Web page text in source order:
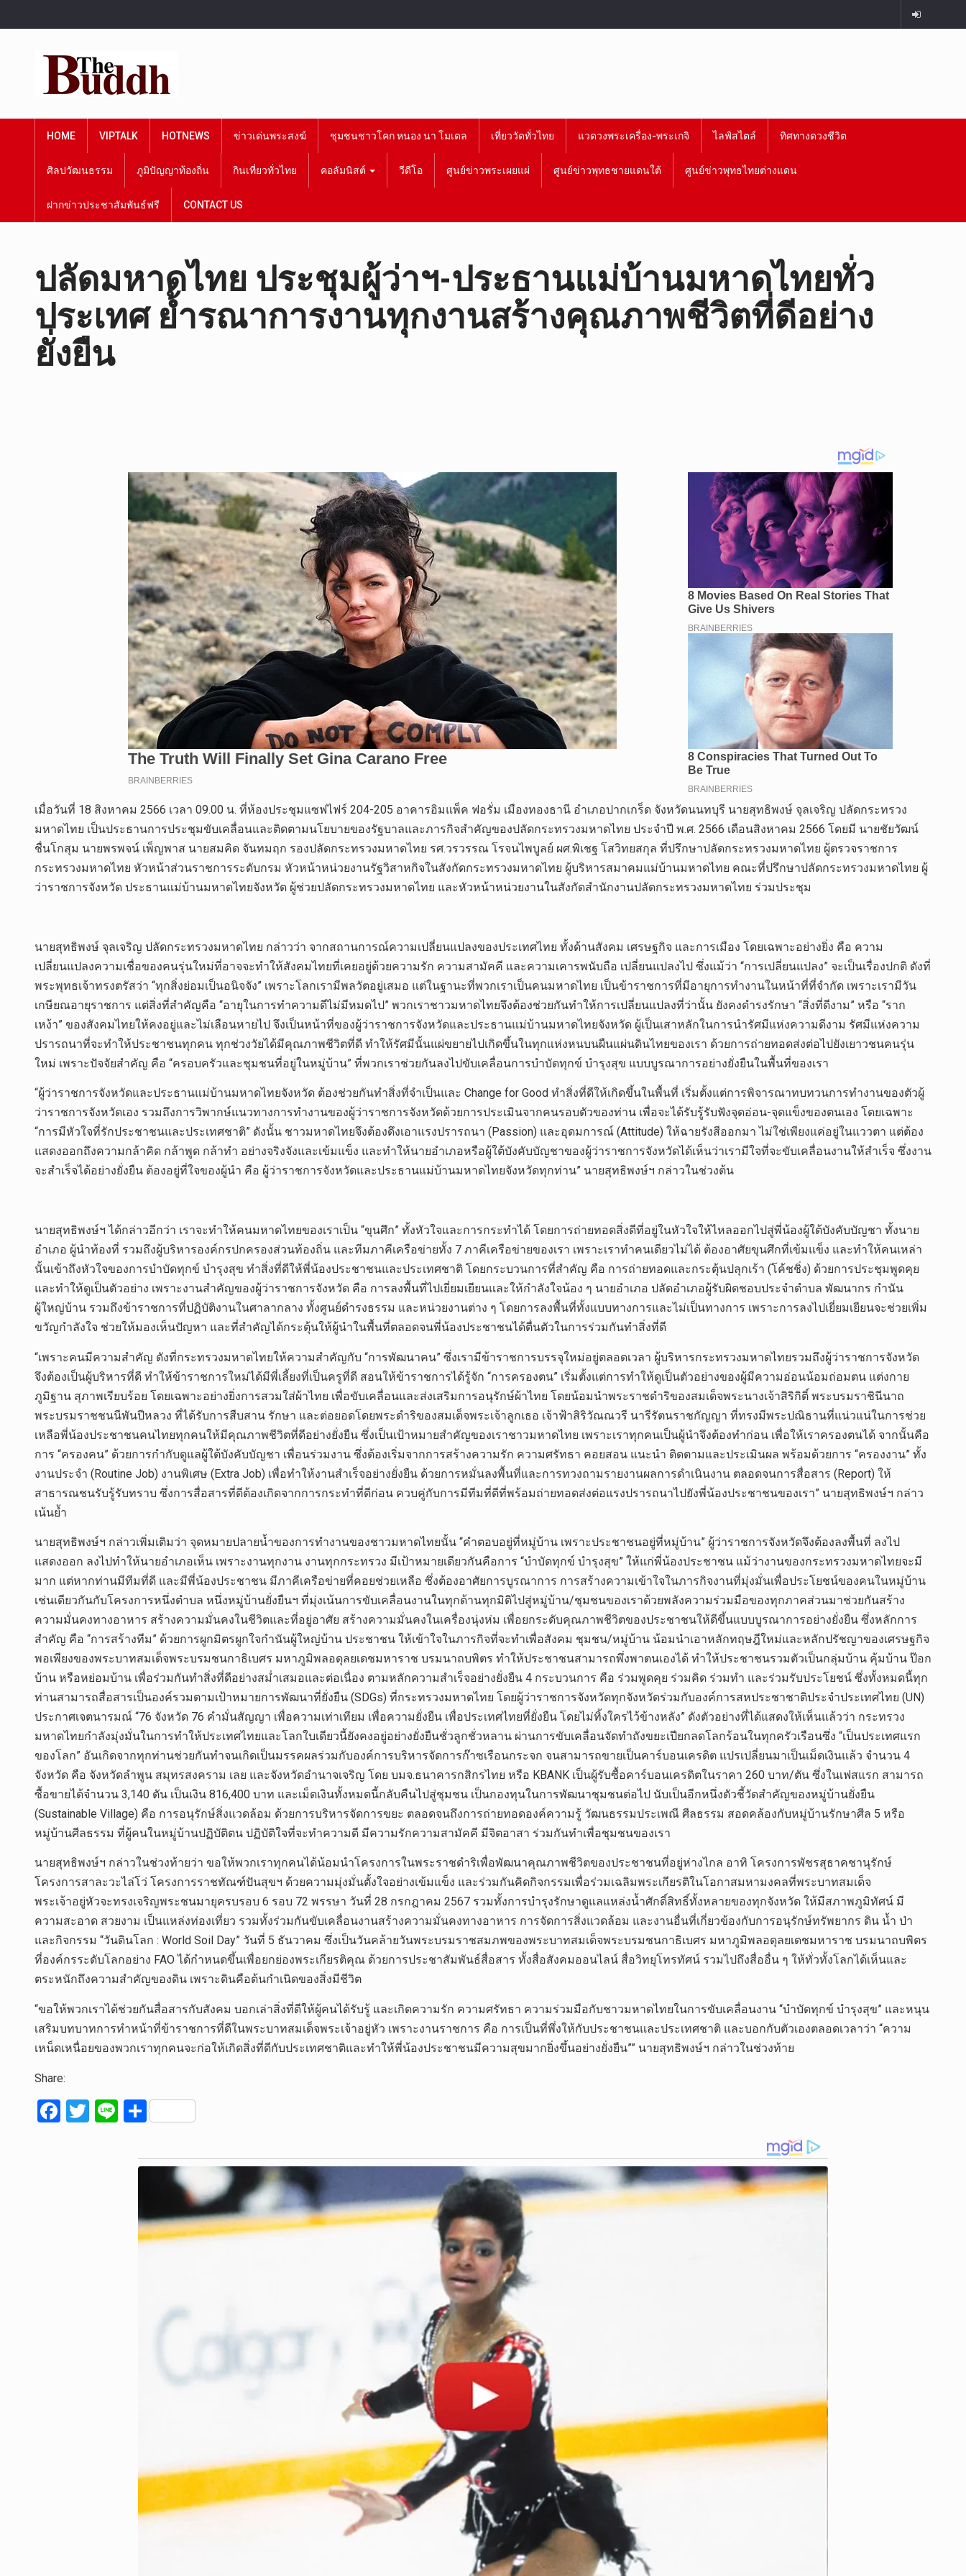
HOME VIPTALK HOTNEWS ข่าวเด่นพระสงฆ์ ชุมชนชาวโคก หนอง นา โมเดล เที่ยววัดทั่วไทย แวดวงพระเครื่อง-พระเกจิ ไลฟ์สไตล์ ทิศทางดวงชีวิต
ศิลปวัฒนธรรม ภูมิปัญญาท้องถิ่น กินเที่ยวทั่วไทย คอลัมนิสต์ วีดีโอ ศูนย์ข่าวพระเผยแผ่ ศูนย์ข่าวพุทธชายแดนใต้ ศูนย์ข่าวพุทธไทยต่างแดน
ฝากข่าวประชาสัมพันธ์ฟรี CONTACT US
ปลัดมหาดไทย ประชุมผู้ว่าฯ-ประธานแม่บ้านมหาดไทยทั่ว
ประเทศ ย้ำรณาการงานทุกงานสร้างคุณภาพชีวิตที่ดีอย่าง
ยั่งยืน
เมื่อวันที่ 18 สิงหาคม 2566 เวลา 09.00 น. ที่ห้องประชุมแซฟไฟร์ 204-205 อาคารอิมแพ็ค ฟอรั่ม เมืองทองธานี อำเภอปากเกร็ด จังหวัดนนทบุรี นายสุทธิพงษ์ จุลเจริญ ปลัดกระทรวง
มหาดไทย เป็นประธานการประชุมขับเคลื่อนและติดตามนโยบายของรัฐบาลและภารกิจสำคัญของปลัดกระทรวงมหาดไทย ประจำปี พ.ศ. 2566 เดือนสิงหาคม 2566 โดยมี นายชัยวัฒน์
ชื่นโกสุม นายพรพจน์ เพ็ญพาส นายสมคิด จันทมฤก รองปลัดกระทรวงมหาดไทย รศ.วรวรรณ โรจนไพบูลย์ ผศ.พิเชฐ โสวิทยสกุล ที่ปรึกษาปลัดกระทรวงมหาดไทย ผู้ตรวจราชการ
กระทรวงมหาดไทย หัวหน้าส่วนราชการระดับกรม หัวหน้าหน่วยงานรัฐวิสาหกิจในสังกัดกระทรวงมหาดไทย ผู้บริหารสมาคมแม่บ้านมหาดไทย คณะที่ปรึกษาปลัดกระทรวงมหาดไทย ผู้
ว่าราชการจังหวัด ประธานแม่บ้านมหาดไทยจังหวัด ผู้ช่วยปลัดกระทรวงมหาดไทย และหัวหน้าหน่วยงานในสังกัดสำนักงานปลัดกระทรวงมหาดไทย ร่วมประชุม
นายสุทธิพงษ์ จุลเจริญ ปลัดกระทรวงมหาดไทย กล่าวว่า จากสถานการณ์ความเปลี่ยนแปลงของประเทศไทย ทั้งด้านสังคม เศรษฐกิจ และการเมือง โดยเฉพาะอย่างยิ่ง คือ ความ
เปลี่ยนแปลงความเชื่อของคนรุ่นใหม่ที่อาจจะทำให้สังคมไทยที่เคยอยู่ด้วยความรัก ความสามัคคี และความเคารพนับถือ เปลี่ยนแปลงไป ซึ่งแม้ว่า “การเปลี่ยนแปลง” จะเป็นเรื่องปกติ ดังที่
พระพุทธเจ้าทรงตรัสว่า “ทุกสิ่งย่อมเป็นอนิจจัง” เพราะโลกเรามีพลวัตอยู่เสมอ แต่ในฐานะที่พวกเราเป็นคนมหาดไทย เป็นข้าราชการที่มีอายุการทำงานในหน้าที่ที่จำกัด เพราะเรามีวัน
เกษียณอายุราชการ แต่สิ่งที่สำคัญคือ “อายุในการทำความดีไม่มีหมดไป” พวกเราชาวมหาดไทยจึงต้องช่วยกันทำให้การเปลี่ยนแปลงที่ว่านั้น ยังคงดำรงรักษา “สิ่งที่ดีงาม” หรือ “ราก
เหง้า” ของสังคมไทยให้คงอยู่และไม่เลือนหายไป จึงเป็นหน้าที่ของผู้ว่าราชการจังหวัดและประธานแม่บ้านมหาดไทยจังหวัด ผู้เป็นเสาหลักในการนำรัศมีแห่งความดีงาม รัศมีแห่งความ
ปรารถนาที่จะทำให้ประชาชนทุกคน ทุกช่วงวัยได้มีคุณภาพชีวิตที่ดี ทำให้รัศมีนั้นแผ่ขยายไปเกิดขึ้นในทุกแห่งหนบนผืนแผ่นดินไทยของเรา ด้วยการถ่ายทอดส่งต่อไปยังเยาวชนคนรุ่น
ใหม่ เพราะปัจจัยสำคัญ คือ “ครอบครัวและชุมชนที่อยู่ในหมู่บ้าน” ที่พวกเราช่วยกันลงไปขับเคลื่อนการบำบัดทุกข์ บำรุงสุข แบบบูรณาการอย่างยั่งยืนในพื้นที่ของเรา
“ผู้ว่าราชการจังหวัดและประธานแม่บ้านมหาดไทยจังหวัด ต้องช่วยกันทำสิ่งที่จำเป็นและ Change for Good ทำสิ่งที่ดีให้เกิดขึ้นในพื้นที่ เริ่มตั้งแต่การพิจารณาทบทวนการทำงานของตัวผู้
ว่าราชการจังหวัดเอง รวมถึงการวิพากษ์แนวทางการทำงานของผู้ว่าราชการจังหวัดด้วยการประเมินจากคนรอบตัวของท่าน เพื่อจะได้รับรู้รับฟังจุดอ่อน-จุดแข็งของตนเอง โดยเฉพาะ
“การมีหัวใจที่รักประชาชนและประเทศชาติ” ดังนั้น ชาวมหาดไทยจึงต้องดึงเอาแรงปรารถนา (Passion) และอุดมการณ์ (Attitude) ให้ฉายรังสีออกมา ไม่ใช่เพียงแค่อยู่ในแววตา แต่ต้อง
แสดงออกถึงความกล้าคิด กล้าพูด กล้าทำ อย่างจริงจังและเข้มแข็ง และทำให้นายอำเภอหรือผู้ใต้บังคับบัญชาของผู้ว่าราชการจังหวัดได้เห็นว่าเรามีใจที่จะขับเคลื่อนงานให้สำเร็จ ซึ่งงาน
จะสำเร็จได้อย่างยั่งยืน ต้องอยู่ที่ใจของผู้นำ คือ ผู้ว่าราชการจังหวัดและประธานแม่บ้านมหาดไทยจังหวัดทุกท่าน” นายสุทธิพงษ์ฯ กล่าวในช่วงต้น
นายสุทธิพงษ์ฯ ได้กล่าวอีกว่า เราจะทำให้คนมหาดไทยของเราเป็น “ขุนศึก” ทั้งหัวใจและการกระทำได้ โดยการถ่ายทอดสิ่งดีที่อยู่ในหัวใจให้ไหลออกไปสู่พี่น้องผู้ใต้บังคับบัญชา ทั้งนาย
อำเภอ ผู้นำท้องที่ รวมถึงผู้บริหารองค์กรปกครองส่วนท้องถิ่น และทีมภาคีเครือข่ายทั้ง 7 ภาคีเครือข่ายของเรา เพราะเราทำคนเดียวไม่ได้ ต้องอาศัยขุนศึกที่เข้มแข็ง และทำให้คนเหล่า
นั้นเข้าถึงหัวใจของการบำบัดทุกข์ บำรุงสุข ทำสิ่งที่ดีให้พี่น้องประชาชนและประเทศชาติ โดยกระบวนการที่สำคัญ คือ การถ่ายทอดและกระตุ้นปลุกเร้า (โค้ชชิ่ง) ด้วยการประชุมพูดคุย
และทำให้ดูเป็นตัวอย่าง เพราะงานสำคัญของผู้ว่าราชการจังหวัด คือ การลงพื้นที่ไปเยี่ยมเยียนและให้กำลังใจน้อง ๆ นายอำเภอ ปลัดอำเภอผู้รับผิดชอบประจำตำบล พัฒนากร กำนัน
ผู้ใหญ่บ้าน รวมถึงข้าราชการที่ปฏิบัติงานในศาลากลาง ทั้งศูนย์ดำรงธรรม และหน่วยงานต่าง ๆ โดยการลงพื้นที่ทั้งแบบทางการและไม่เป็นทางการ เพราะการลงไปเยี่ยมเยียนจะช่วยเพิ่ม
ขวัญกำลังใจ ช่วยให้มองเห็นปัญหา และที่สำคัญได้กระตุ้นให้ผู้นำในพื้นที่ตลอดจนพี่น้องประชาชนได้ตื่นตัวในการร่วมกันทำสิ่งที่ดี
“เพราะคนมีความสำคัญ ดังที่กระทรวงมหาดไทยให้ความสำคัญกับ “การพัฒนาคน” ซึ่งเรามีข้าราชการบรรจุใหม่อยู่ตลอดเวลา ผู้บริหารกระทรวงมหาดไทยรวมถึงผู้ว่าราชการจังหวัด
จึงต้องเป็นผู้บริหารที่ดี ทำให้ข้าราชการใหม่ได้มีพี่เลี้ยงที่เป็นครูที่ดี สอนให้ข้าราชการได้รู้จัก “การครองตน” เริ่มตั้งแต่การทำให้ดูเป็นตัวอย่างของผู้มีความอ่อนน้อมถ่อมตน แต่งกาย
ภูมิฐาน สุภาพเรียบร้อย โดยเฉพาะอย่างยิ่งการสวมใส่ผ้าไทย เพื่อขับเคลื่อนและส่งเสริมการอนุรักษ์ผ้าไทย โดยน้อมนำพระราชดำริของสมเด็จพระนางเจ้าสิริกิติ์ พระบรมราชินีนาถ
พระบรมราชชนนีพันปีหลวง ที่ได้รับการสืบสาน รักษา และต่อยอดโดยพระดำริของสมเด็จพระเจ้าลูกเธอ เจ้าฟ้าสิริวัณณวรี นารีรัตนราชกัญญา ที่ทรงมีพระปณิธานที่แน่วแน่ในการช่วย
เหลือพี่น้องประชาชนคนไทยทุกคนให้มีคุณภาพชีวิตที่ดีอย่างยั่งยืน ซึ่งเป็นเป้าหมายสำคัญของเราชาวมหาดไทย เพราะเราทุกคนเป็นผู้นำจึงต้องทำก่อน เพื่อให้เราครองตนได้ จากนั้นคือ
การ “ครองคน” ด้วยการกำกับดูแลผู้ใต้บังคับบัญชา เพื่อนร่วมงาน ซึ่งต้องเริ่มจากการสร้างความรัก ความศรัทธา คอยสอน แนะนำ ติดตามและประเมินผล พร้อมด้วยการ “ครองงาน” ทั้ง
งานประจำ (Routine Job) งานพิเศษ (Extra Job) เพื่อทำให้งานสำเร็จอย่างยั่งยืน ด้วยการหมั่นลงพื้นที่และการทวงถามรายงานผลการดำเนินงาน ตลอดจนการสื่อสาร (Report) ให้
สาธารณชนรับรู้รับทราบ ซึ่งการสื่อสารที่ดีต้องเกิดจากการกระทำที่ดีก่อน ควบคู่กับการมีทีมที่ดีที่พร้อมถ่ายทอดส่งต่อแรงปรารถนาไปยังพี่น้องประชาชนของเรา” นายสุทธิพงษ์ฯ กล่าว
เน้นย้ำ
นายสุทธิพงษ์ฯ กล่าวเพิ่มเติมว่า จุดหมายปลายน้ำของการทำงานของชาวมหาดไทยนั้น “คำตอบอยู่ที่หมู่บ้าน เพราะประชาชนอยู่ที่หมู่บ้าน” ผู้ว่าราชการจังหวัดจึงต้องลงพื้นที่ ลงไป
แสดงออก ลงไปทำให้นายอำเภอเห็น เพราะงานทุกงาน งานทุกกระทรวง มีเป้าหมายเดียวกันคือการ “บำบัดทุกข์ บำรุงสุข” ให้แก่พี่น้องประชาชน แม้ว่างานของกระทรวงมหาดไทยจะมี
มาก แต่หากท่านมีทีมที่ดี และมีพี่น้องประชาชน มีภาคีเครือข่ายที่คอยช่วยเหลือ ซึ่งต้องอาศัยการบูรณาการ การสร้างความเข้าใจในภารกิจงานที่มุ่งมั่นเพื่อประโยชน์ของคนในหมู่บ้าน
เช่นเดียวกันกับโครงการหนึ่งตำบล หนึ่งหมู่บ้านยั่งยืนฯ ที่มุ่งเน้นการขับเคลื่อนงานในทุกด้านทุกมิติไปสู่หมู่บ้าน/ชุมชนของเราด้วยพลังความร่วมมือของทุกภาคส่วนมาช่วยกันสร้าง
ความมั่นคงทางอาหาร สร้างความมั่นคงในชีวิตและที่อยู่อาศัย สร้างความมั่นคงในเครื่องนุ่งห่ม เพื่อยกระดับคุณภาพชีวิตของประชาชนให้ดีขึ้นแบบบูรณาการอย่างยั่งยืน ซึ่งหลักการ
สำคัญ คือ “การสร้างทีม” ด้วยการผูกมิตรผูกใจกำนันผู้ใหญ่บ้าน ประชาชน ให้เข้าใจในภารกิจที่จะทำเพื่อสังคม ชุมชน/หมู่บ้าน น้อมนำเอาหลักทฤษฎีใหม่และหลักปรัชญาของเศรษฐกิจ
พอเพียงของพระบาทสมเด็จพระบรมชนกาธิเบศร มหาภูมิพลอดุลยเดชมหาราช บรมนาถบพิตร ทำให้ประชาชนสามารถพึ่งพาตนเองได้ ทำให้ประชาชนรวมตัวเป็นกลุ่มบ้าน คุ้มบ้าน ป๊อก
บ้าน หรือหย่อมบ้าน เพื่อร่วมกันทำสิ่งที่ดีอย่างสม่ำเสมอและต่อเนื่อง ตามหลักความสำเร็จอย่างยั่งยืน 4 กระบวนการ คือ ร่วมพูดคุย ร่วมคิด ร่วมทำ และร่วมรับประโยชน์ ซึ่งทั้งหมดนี้ทุก
ท่านสามารถสื่อสารเป็นองค์รวมตามเป้าหมายการพัฒนาที่ยั่งยืน (SDGs) ที่กระทรวงมหาดไทย โดยผู้ว่าราชการจังหวัดทุกจังหวัดร่วมกับองค์การสหประชาชาติประจำประเทศไทย (UN)
ประกาศเจตนารมณ์ “76 จังหวัด 76 คำมั่นสัญญา เพื่อความเท่าเทียม เพื่อความยั่งยืน เพื่อประเทศไทยที่ยั่งยืน โดยไม่ทิ้งใครไว้ข้างหลัง” ดังตัวอย่างที่ได้แสดงให้เห็นแล้วว่า กระทรวง
มหาดไทยกำลังมุ่งมั่นในการทำให้ประเทศไทยและโลกใบเดียวนี้ยังคงอยู่อย่างยั่งยืนชั่วลูกชั่วหลาน ผ่านการขับเคลื่อนจัดทำถังขยะเปียกลดโลกร้อนในทุกครัวเรือนซึ่ง “เป็นประเทศแรก
ของโลก” อันเกิดจากทุกท่านช่วยกันทำจนเกิดเป็นมรรคผลร่วมกับองค์การบริหารจัดการก๊าซเรือนกระจก จนสามารถขายเป็นคาร์บอนเครดิต แปรเปลี่ยนมาเป็นเม็ดเงินแล้ว จำนวน 4
จังหวัด คือ จังหวัดลำพูน สมุทรสงคราม เลย และจังหวัดอำนาจเจริญ โดย บมจ.ธนาคารกสิกรไทย หรือ KBANK เป็นผู้รับซื้อคาร์บอนเครดิตในราคา 260 บาท/ตัน ซึ่งในเฟสแรก สามารถ
ซื้อขายได้จำนวน 3,140 ตัน เป็นเงิน 816,400 บาท และเม็ดเงินทั้งหมดนี้กลับคืนไปสู่ชุมชน เป็นกองทุนในการพัฒนาชุมชนต่อไป นับเป็นอีกหนึ่งตัวชี้วัดสำคัญของหมู่บ้านยั่งยืน
(Sustainable Village) คือ การอนุรักษ์สิ่งแวดล้อม ด้วยการบริหารจัดการขยะ ตลอดจนถึงการถ่ายทอดองค์ความรู้ วัฒนธรรมประเพณี ศีลธรรม สอดคล้องกับหมู่บ้านรักษาศีล 5 หรือ
หมู่บ้านศีลธรรม ที่ผู้คนในหมู่บ้านปฏิบัติตน ปฏิบัติใจที่จะทำความดี มีความรักความสามัคคี มีจิตอาสา ร่วมกันทำเพื่อชุมชนของเรา
นายสุทธิพงษ์ฯ กล่าวในช่วงท้ายว่า ขอให้พวกเราทุกคนได้น้อมนำโครงการในพระราชดำริเพื่อพัฒนาคุณภาพชีวิตของประชาชนที่อยู่ห่างไกล อาทิ โครงการพัชรสุธาคชานุรักษ์
โครงการสาละวะไล่โว่ โครงการราชทัณฑ์ปันสุขฯ ด้วยความมุ่งมั่นตั้งใจอย่างเข้มแข็ง และร่วมกันคิดกิจกรรมเพื่อร่วมเฉลิมพระเกียรติในโอกาสมหามงคลที่พระบาทสมเด็จ
พระเจ้าอยู่หัวจะทรงเจริญพระชนมายุครบรอบ 6 รอบ 72 พรรษา วันที่ 28 กรกฎาคม 2567 รวมทั้งการบำรุงรักษาดูแลแหล่งน้ำศักดิ์สิทธิ์ทั้งหลายของทุกจังหวัด ให้มีสภาพภูมิทัศน์ มี
ความสะอาด สวยงาม เป็นแหล่งท่องเที่ยว รวมทั้งร่วมกันขับเคลื่อนงานสร้างความมั่นคงทางอาหาร การจัดการสิ่งแวดล้อม และงานอื่นที่เกี่ยวข้องกับการอนุรักษ์ทรัพยากร ดิน น้ำ ป่า
และกิจกรรม “วันดินโลก : World Soil Day” วันที่ 5 ธันวาคม ซึ่งเป็นวันคล้ายวันพระบรมราชสมภพของพระบาทสมเด็จพระบรมชนกาธิเบศร มหาภูมิพลอดุลยเดชมหาราช บรมนาถบพิตร
ที่องค์กรระดับโลกอย่าง FAO ได้กำหนดขึ้นเพื่อยกย่องพระเกียรติคุณ ด้วยการประชาสัมพันธ์สื่อสาร ทั้งสื่อสังคมออนไลน์ สื่อวิทยุโทรทัศน์ รวมไปถึงสื่ออื่น ๆ ให้ทั่วทั้งโลกได้เห็นและ
ตระหนักถึงความสำคัญของดิน เพราะดินคือต้นกำเนิดของสิ่งมีชีวิต
“ขอให้พวกเราได้ช่วยกันสื่อสารกับสังคม บอกเล่าสิ่งที่ดีให้ผู้คนได้รับรู้ และเกิดความรัก ความศรัทธา ความร่วมมือกับชาวมหาดไทยในการขับเคลื่อนงาน “บำบัดทุกข์ บำรุงสุข” และหนุน
เสริมบทบาทการทำหน้าที่ข้าราชการที่ดีในพระบาทสมเด็จพระเจ้าอยู่หัว เพราะงานราชการ คือ การเป็นที่พึ่งให้กับประชาชนและประเทศชาติ และบอกกับตัวเองตลอดเวลาว่า “ความ
เหน็ดเหนื่อยของพวกเราทุกคนจะก่อให้เกิดสิ่งที่ดีกับประเทศชาติและทำให้พี่น้องประชาชนมีความสุขมากยิ่งขึ้นอย่างยั่งยืน”” นายสุทธิพงษ์ฯ กล่าวในช่วงท้าย
Share:
F
T
Li S
ar